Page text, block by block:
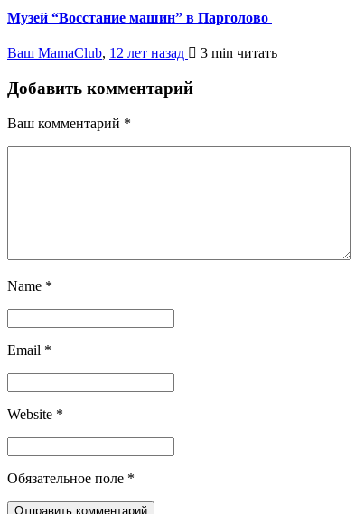
Музей “Восстание машин” в Парголово
Ваш MamaClub, 12 лет назад 3 min читать
Добавить комментарий
Ваш комментарий *
Name *
Email *
Website *
Обязательное поле *